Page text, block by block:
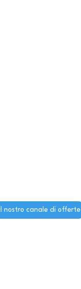
nostro canale di offerte